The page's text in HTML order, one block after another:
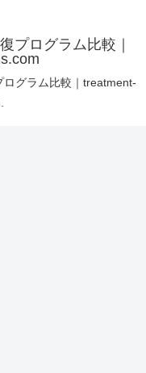
プログラム比較｜
グラム比較｜treatment-